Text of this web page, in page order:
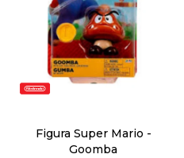
Figura Super Mario -
Goomba